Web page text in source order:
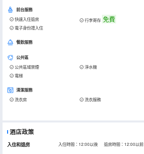
前台服務
快速入住退房 行李寄存 免費
電子身份證入住
餐飲服務
公共區
公共區域禁煙 淨水機
電梯
清潔服務
洗衣房 洗衣服務
酒店政策
入住和退房 入住時間：12:00以後 退房時間：12:00以前